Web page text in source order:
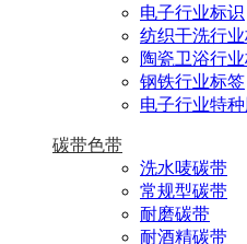
电子行业标识
纺织干洗行
陶瓷卫浴行
钢铁行业标签
电子行业特
碳带色带
洗水唛碳带
常规型碳带
耐磨碳带
耐酒精碳带